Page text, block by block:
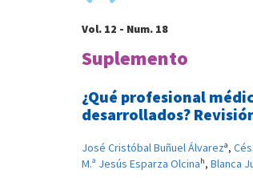
Vol. 12 - Num. 18
Suplemento
¿Qué profesional
desarrollados?
José Cristóbal Buñuel Álvareza,
M.ª Jesús Esparza Olcinah, Blanca